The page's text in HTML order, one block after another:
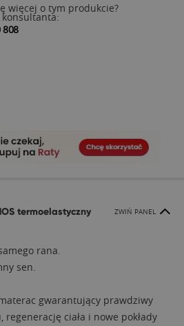
więcej o tym produkcie?
808
termoelastyczny ZWIŃ PANEL
rana.
sen.
gwarantujący prawdziwy
regenerację ciała i nowe pokłady